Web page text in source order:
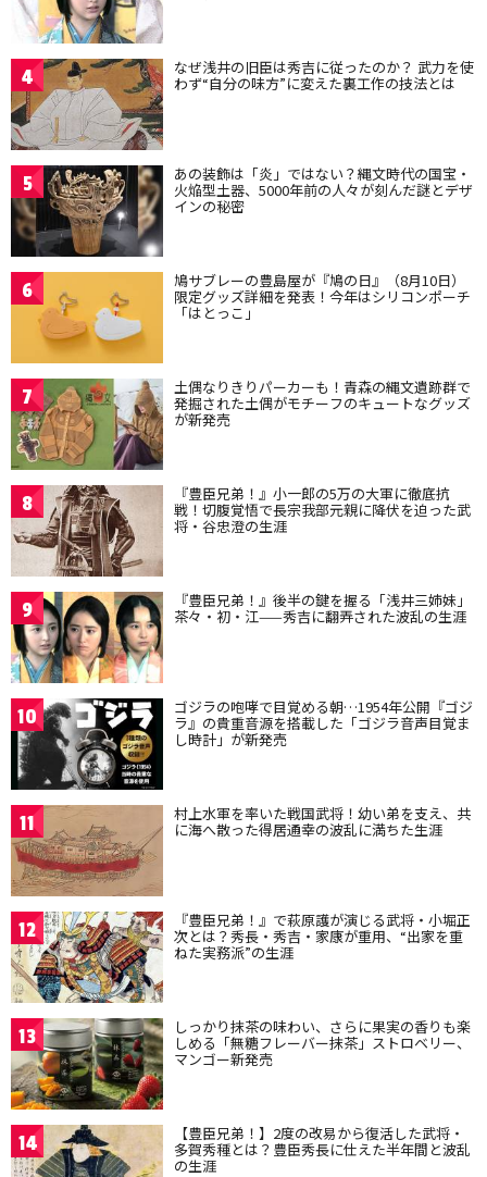
4 なぜ浅井の旧臣は秀吉に従ったのか？ 武力を使
わず“自分の味方”に変えた裏工作の技法とは
5 あの装飾は「炎」ではない？縄文時代の国宝・
火焔型土器、5000年前の人々が刻んだ謎とデザ
インの秘密
6 鳩サブレーの豊島屋が『鳩の日』（8月10日）
限定グッズ詳細を発表！今年はシリコンポーチ
「はとっこ」
7 土偶なりきりパーカーも！青森の縄文遺跡群で
発掘された土偶がモチーフのキュートなグッズ
が新発売
8 『豊臣兄弟！』小一郎の5万の大軍に徹底抗
戦！切腹覚悟で長宗我部元親に降伏を迫った武
将・谷忠澄の生涯
9 『豊臣兄弟！』後半の鍵を握る「浅井三姉妹」
茶々・初・江——秀吉に翻弄された波乱の生涯
10 ゴジラの咆哮で目覚める朝…1954年公開『ゴジ
ラ』の貴重音源を搭載した「ゴジラ音声目覚ま
し時計」が新発売
11 村上水軍を率いた戦国武将！幼い弟を支え、共
に海へ散った得居通幸の波乱に満ちた生涯
12 『豊臣兄弟！』で萩原護が演じる武将・小堀正
次とは？秀長・秀吉・家康が重用、“出家を重
ねた実務派”の生涯
13 しっかり抹茶の味わい、さらに果実の香りも楽
しめる「無糖フレーバー抹茶」ストロベリー、
マンゴー新発売
14 【豊臣兄弟！】2度の改易から復活した武将・
多賀秀種とは？豊臣秀長に仕えた半年間と波乱
の生涯